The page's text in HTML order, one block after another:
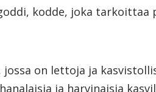
kodde, joka tarkoittaa
on lettoja ja
ja harvinaisia